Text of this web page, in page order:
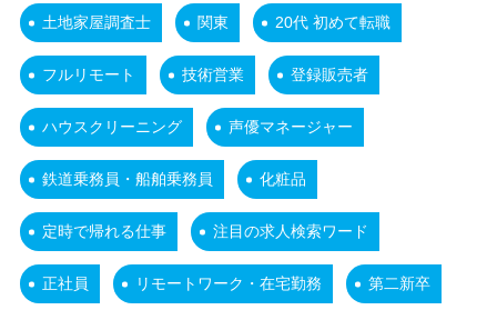
土地家屋調査士 関東 20代 初めて転職
フルリモート 技術営業 登録販売者
ハウスクリーニング 声優マネージャー
鉄道乗務員・船舶乗務員 化粧品
定時で帰れる仕事 注目の求人検索ワード
正社員 リモートワーク・在宅勤務 第二新卒